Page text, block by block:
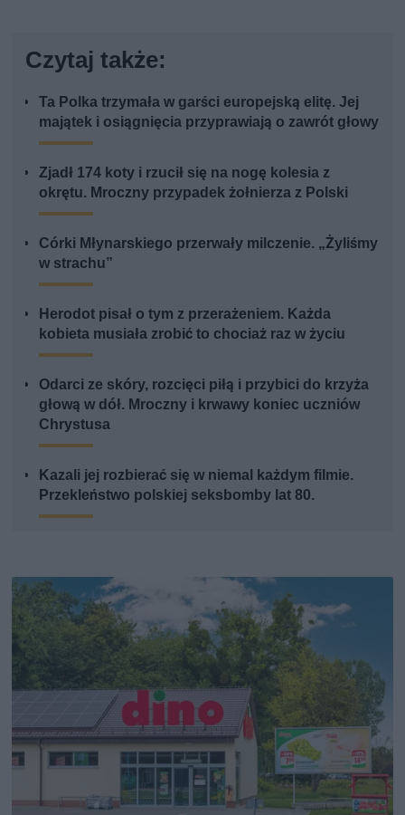
Czytaj także:
Ta Polka trzymała w garści europejską elitę. Jej
majątek i osiągnięcia przyprawiają o zawrót głowy
Zjadł 174 koty i rzucił się na nogę kolesia z
okrętu. Mroczny przypadek żołnierza z Polski
Córki Młynarskiego przerwały milczenie. „Żyliśmy
w strachu”
Herodot pisał o tym z przerażeniem. Każda
kobieta musiała zrobić to chociaż raz w życiu
Odarci ze skóry, rozcięci piłą i przybici do krzyża
głową w dół. Mroczny i krwawy koniec uczniów
Chrystusa
Kazali jej rozbierać się w niemal każdym filmie.
Przekleństwo polskiej seksbomby lat 80.